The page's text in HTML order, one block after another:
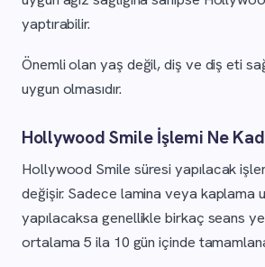
yaptırabilir.
Önemli olan yaş değil, diş ve diş eti
uygun olmasıdır.
Hollywood Smile İşlemi Ne
Hollywood Smile süresi yapılacak
değişir. Sadece lamina veya kaplama
yapılacaksa genellikle birkaç seans
ortalama 5 ila 10 gün içinde